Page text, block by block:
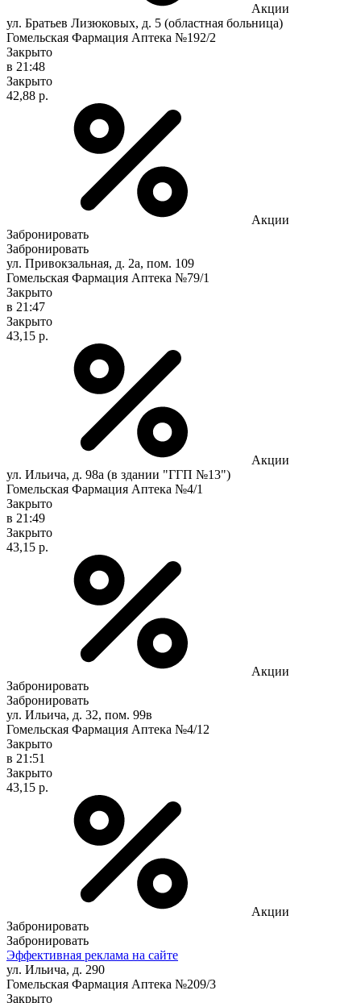
Акции
ул. Братьев Лизюковых, д. 5 (областная больница)
Гомельская Фармация Аптека №192/2
Закрыто
в 21:48
Закрыто
42,88 р.
Акции
Забронировать
Забронировать
ул. Привокзальная, д. 2а, пом. 109
Гомельская Фармация Аптека №79/1
Закрыто
в 21:47
Закрыто
43,15 р.
Акции
ул. Ильича, д. 98а (в здании "ГГП №13")
Гомельская Фармация Аптека №4/1
Закрыто
в 21:49
Закрыто
43,15 р.
Акции
Забронировать
Забронировать
ул. Ильича, д. 32, пом. 99в
Гомельская Фармация Аптека №4/12
Закрыто
в 21:51
Закрыто
43,15 р.
Акции
Забронировать
Забронировать
Эффективная реклама на сайте
ул. Ильича, д. 290
Гомельская Фармация Аптека №209/3
Закрыто